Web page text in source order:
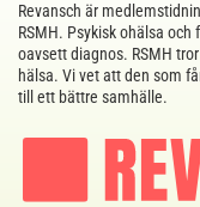
Revansch är
RSMH. Psykisk ohälsa
oavsett diagnos. RSMH
hälsa. Vi vet att den som
till ett bättre samhälle.